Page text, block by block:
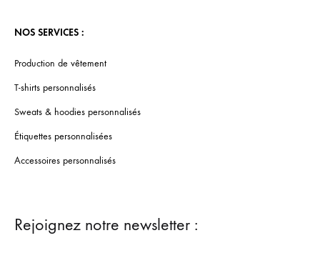
NOS SERVICES :
Production de vêtement
T-shirts personnalisés
Sweats & hoodies personnalisés
Étiquettes personnalisées
Accessoires personnalisés
Rejoignez notre newsletter :